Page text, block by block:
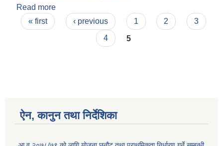
Read more
Pages
« first ‹ previous 1 2
3
4
5
ऐन, कानुन तथा निर्देशिका